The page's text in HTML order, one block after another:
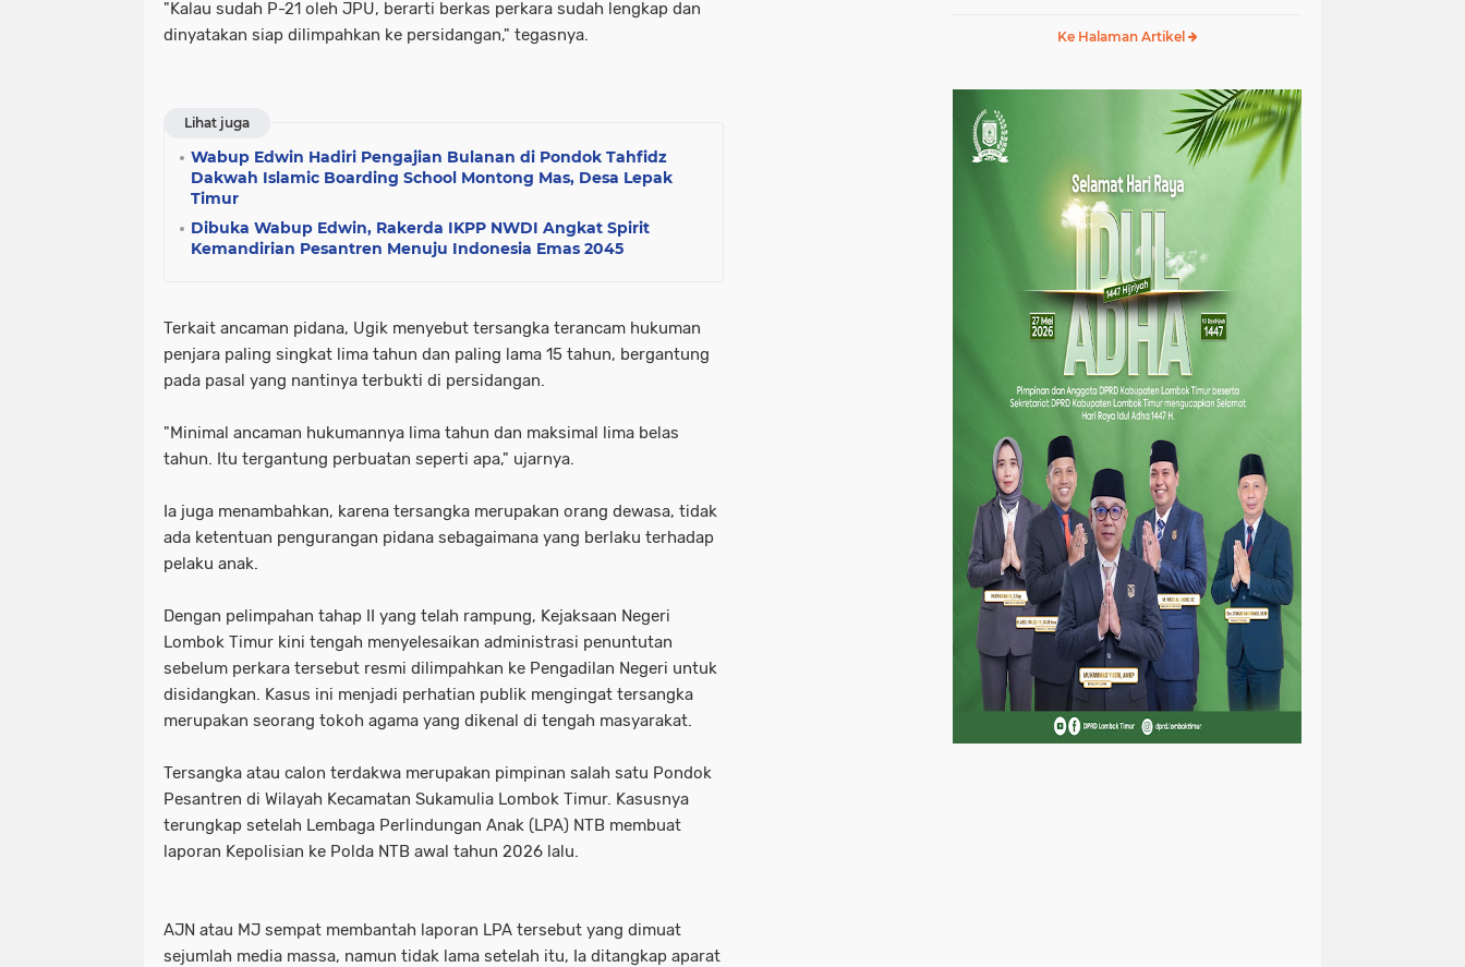
‎"Kalau sudah P-21 oleh JPU, berarti berkas perkara sudah lengkap dan
dinyatakan siap dilimpahkan ke persidangan," tegasnya.
Lihat juga
Wabup Edwin Hadiri Pengajian Bulanan di Pondok Tahfidz
Dakwah Islamic Boarding School Montong Mas, Desa Lepak
Timur
Dibuka Wabup Edwin, Rakerda IKPP NWDI Angkat Spirit
Kemandirian Pesantren Menuju Indonesia Emas 2045
‎Terkait ancaman pidana, Ugik menyebut tersangka terancam hukuman
penjara paling singkat lima tahun dan paling lama 15 tahun, bergantung
pada pasal yang nantinya terbukti di persidangan.
‎"Minimal ancaman hukumannya lima tahun dan maksimal lima belas
tahun. Itu tergantung perbuatan seperti apa," ujarnya.
‎Ia juga menambahkan, karena tersangka merupakan orang dewasa, tidak
ada ketentuan pengurangan pidana sebagaimana yang berlaku terhadap
pelaku anak.
‎Dengan pelimpahan tahap II yang telah rampung, Kejaksaan Negeri
Lombok Timur kini tengah menyelesaikan administrasi penuntutan
sebelum perkara tersebut resmi dilimpahkan ke Pengadilan Negeri untuk
disidangkan. Kasus ini menjadi perhatian publik mengingat tersangka
merupakan seorang tokoh agama yang dikenal di tengah masyarakat.
Tersangka atau calon terdakwa merupakan pimpinan salah satu Pondok
Pesantren di Wilayah Kecamatan Sukamulia Lombok Timur. Kasusnya
terungkap setelah Lembaga Perlindungan Anak (LPA) NTB membuat
laporan Kepolisian ke Polda NTB awal tahun 2026 lalu.
‎AJN atau MJ sempat membantah laporan LPA tersebut yang dimuat
sejumlah media massa, namun tidak lama setelah itu, Ia ditangkap aparat
Ke Halaman Artikel